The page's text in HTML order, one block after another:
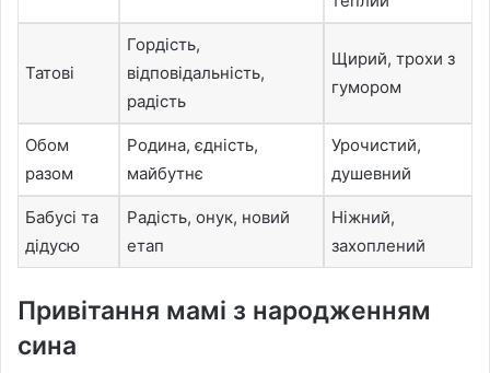
Татові
Гордість,
відповідальність,
радість
Щирий, трохи з
гумором
Обом
разом
Родина, єдність,
майбутнє
Урочистий,
душевний
Бабусі та
дідусю
Радість, онук, новий
етап
Ніжний,
захоплений
Привітання мамі з народженням
сина